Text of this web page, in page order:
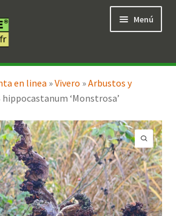
Menú
en linea »Vivero »Arbustos y
hippocastanum ‘Monstrosa’